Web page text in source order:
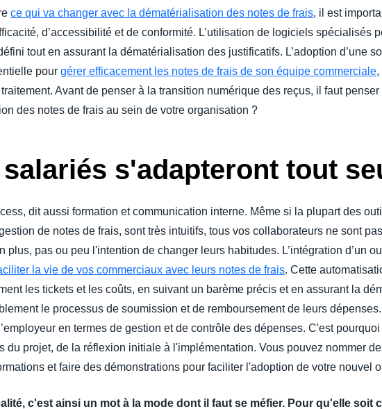
ce qui va changer avec la dématérialisation des notes de frais, il est
d’accessibilité et de conformité. L’utilisation de logiciels spécialisés
tout en assurant la dématérialisation des justificatifs. L’adoption d’une
pourgérer efficacement les notes de frais de son équipe commerciale,
Avant de penser à la transition numérique des reçus, il faut
des notes de frais au sein de votre organisation ?
s'adapteront tout
dit aussi formation et communication interne. Même si la plupart des
de notes de frais, sont très intuitifs, tous vos collaborateurs ne sont
plus, pas ou peu l'intention de changer leurs habitudes. L’intégration d’un
la vie de vos commerciaux avec leurs notes de frais. Cette
les tickets et les coûts, en suivant un barème précis et en assurant la
le processus de soumission et de remboursement de leurs
en termes de gestion et de contrôle des dépenses. C'est
du projet, de la réflexion initiale à l'implémentation. Vous pouvez nommer
et faire des démonstrations pour faciliter l'adoption de votre nouvel
c'est ainsi un mot à la mode dont il faut se méfier. Pour qu'elle soit